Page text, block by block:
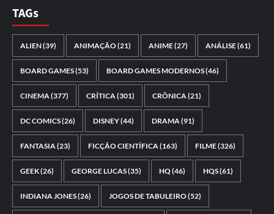
TAGs
ALIEN(39) ANIMAÇÃO(21) ANIME(27) ANÁLISE(61)
BOARD GAMES(53) BOARD GAMES MODERNOS(46)
CINEMA(377) CRÍTICA(301) CRÔNICA(21)
DC COMICS(26) DISNEY(44) DRAMA(91)
FANTASIA(23) FICÇÃO CIENTÍFICA(163) FILME(326)
GEEK(26) GEORGE LUCAS(35) HQ(46) HQS(61)
INDIANA JONES(26) JOGOS DE TABULEIRO(52)